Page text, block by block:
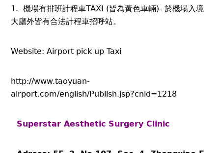
1. 機場有排班計程車TAXI (皆為黃色車輛)- 於機場入境
大廳外皆有合法計程車招呼站。
Website: Airport pick up Taxi
http://www.taoyuan-
airport.com/english/Publish.jsp?cnid=1218
Superstar Aesthetic Surgery Clinic